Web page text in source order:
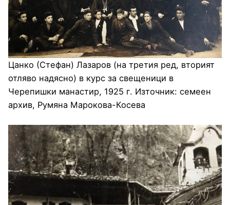
Цанко (Стефан) Лазаров (на третия ред, вторият
отляво надясно) в курс за свещеници в
Черепишки манастир, 1925 г. Източник: семеен
архив, Румяна Марокова-Косева